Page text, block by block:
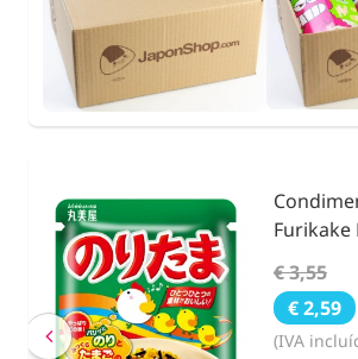
Bento
25g.